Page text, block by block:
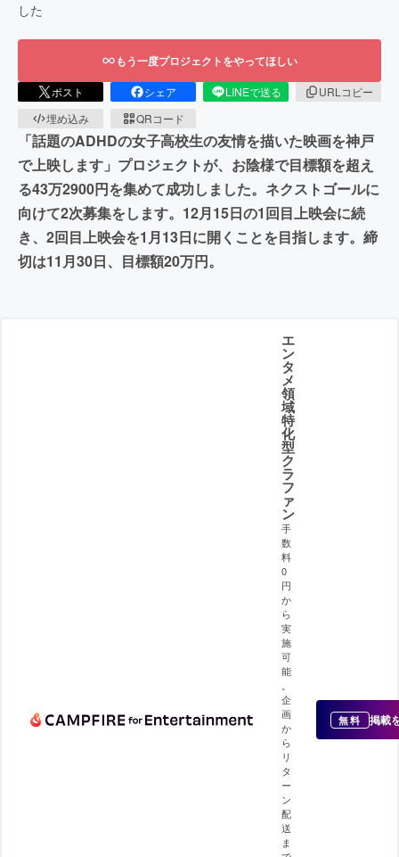
した
もう一度プロジェクトをやってほしい
ポスト シェア LINEで送る
URLコピー
埋め込み
QRコード
「話題のADHDの女子高校生の友情を描いた映画を神戸
で上映します」プロジェクトが、お陰様で目標額を超え
る43万2900円を集めて成功しました。ネクストゴールに
向けて2次募集をします。12月15日の1回目上映会に続
き、2回目上映会を1月13日に開くことを目指します。締
切は11月30日、目標額20万円。
エ
ン
タ
メ
領
域
特
化
型
ク
ラ
フ
ァ
ン
手
数
料
0
円
か
ら
実
施
可
能
企
画
か
ら
リ
タ
ー
ン
配
送
ま
無料 掲載